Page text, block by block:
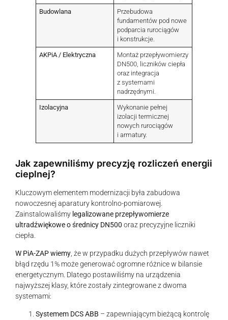
Budowlana
Przebudowa
fundamentów pod nowe
podparcia rurociągów
i konstrukcje.
AKPiA / Elektryczna
Montaż przepływomierzy
DN500, liczników ciepła
oraz integracja
z systemami
nadrzędnymi.
Izolacyjna
Wykonanie pełnej
izolacji termicznej
nowych rurociągów
i armatury.
Jak zapewniliśmy precyzję rozliczeń energii
cieplnej?
Kluczowym elementem modernizacji była zabudowa
nowoczesnej aparatury kontrolno-pomiarowej.
Zainstalowaliśmy legalizowane przepływomierze
ultradźwiękowe o średnicy DN500 oraz precyzyjne liczniki
ciepła.
W PiA-ZAP wiemy , że w przypadku dużych przepływów nawet
błąd rzędu 1% może generować ogromne różnice w bilansie
energetycznym. Dlatego postawiliśmy na urządzenia
najwyższej klasy, które zostały zintegrowane z dwoma
systemami:
Systemem DCS ABB – zapewniającym bieżącą kontrolę